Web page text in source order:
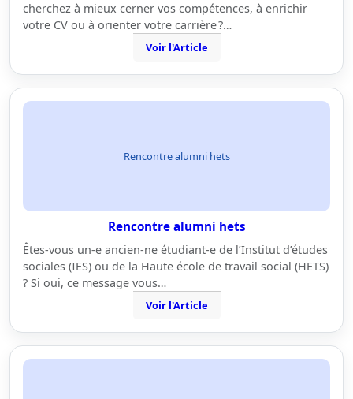
cherchez à mieux cerner vos compétences, à enrichir
votre CV ou à orienter votre carrière ?…
Voir l'Article
Rencontre alumni hets
Rencontre alumni hets
Êtes-vous un-e ancien-ne étudiant-e de l’Institut d’études
sociales (IES) ou de la Haute école de travail social (HETS)
? Si oui, ce message vous…
Voir l'Article